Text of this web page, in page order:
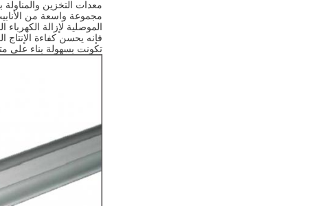
معدات التخزين
مجموعة واسعة من
الموصلية لإزالة الكهرباء
فإنه يحسن كفاءة
تكونت بسهولة بناء على